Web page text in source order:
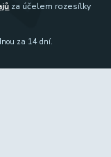
za účelem rozesílky
za 14 dní.